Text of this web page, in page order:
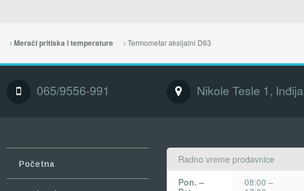
Merači pritiska i temperature Termometar aksijalni D63
065/9556-991 Nikole Tesle 1, Inđija
Početna
Radno vreme prodavnice
Pon. –
08:00 –